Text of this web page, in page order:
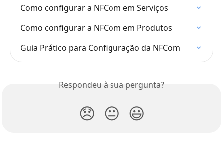
Como configurar a NFCom em Serviços
Como configurar a NFCom em Produtos
Guia Prático para Configuração da NFCom
Respondeu à sua pergunta?
😞 😐 😃